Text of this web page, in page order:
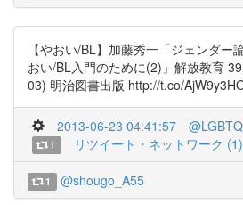
【やおい/BL】加藤秀一「ジェンダー
おい/BL入門のために(2)」解放教育
03) 明治図書出版 http://t.co/
2013-06-23 04:41:57
1 リツイート・ネットワーク (1)
1 @shougo_A55